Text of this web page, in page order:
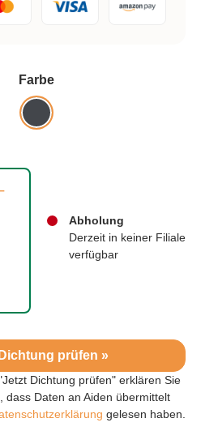
prüfen »
Dichtung prüfen" erklären Sie
dass Daten an Aiden übermittelt
gelesen haben.
Abholung
Derzeit in keiner Filiale
verfügbar
Farbeauswählen